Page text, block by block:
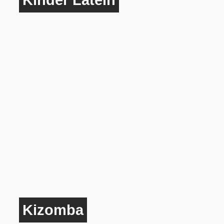
Kizomba